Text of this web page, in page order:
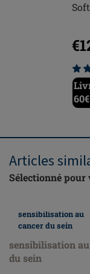
Articles
Sélectionné pour
sensibilisation au
cancer du sein